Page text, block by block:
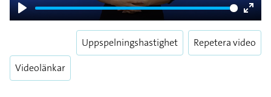
Play
Enter
Videolänkar
Uppspelningshastighet Repetera video